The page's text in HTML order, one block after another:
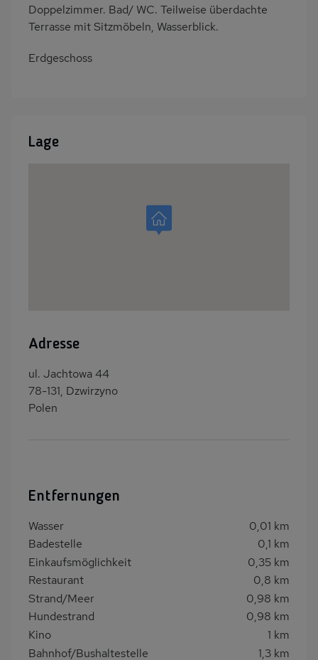
Doppelzimmer. Bad/ WC. Teilweise überdachte
Terrasse mit Sitzmöbeln, Wasserblick.
Erdgeschoss
Lage
Adresse
ul. Jachtowa 44
78-131, Dzwirzyno
Polen
Entfernungen
Wasser
0,01 km
Badestelle
0,1 km
Einkaufsmöglichkeit
0,35 km
Restaurant
0,8 km
Strand/Meer
0,98 km
Hundestrand
0,98 km
Kino
1 km
Bahnhof/Bushaltestelle
1,3 km